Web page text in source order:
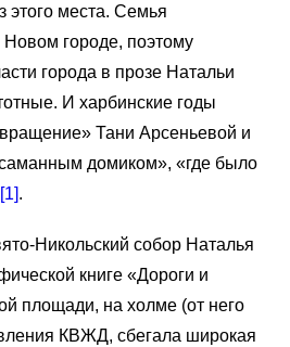
этого места. Семья
городе, поэтому
города в прозе Натальи
И харбинские годы
Тани Арсеньевой и
домиком», «где было
[1].
Никольский собор Наталья
книге «Дороги и
площади, на холме (от него
КВЖД, сбегала широкая